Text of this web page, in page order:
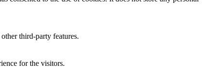
third-party features.
for the visitors.